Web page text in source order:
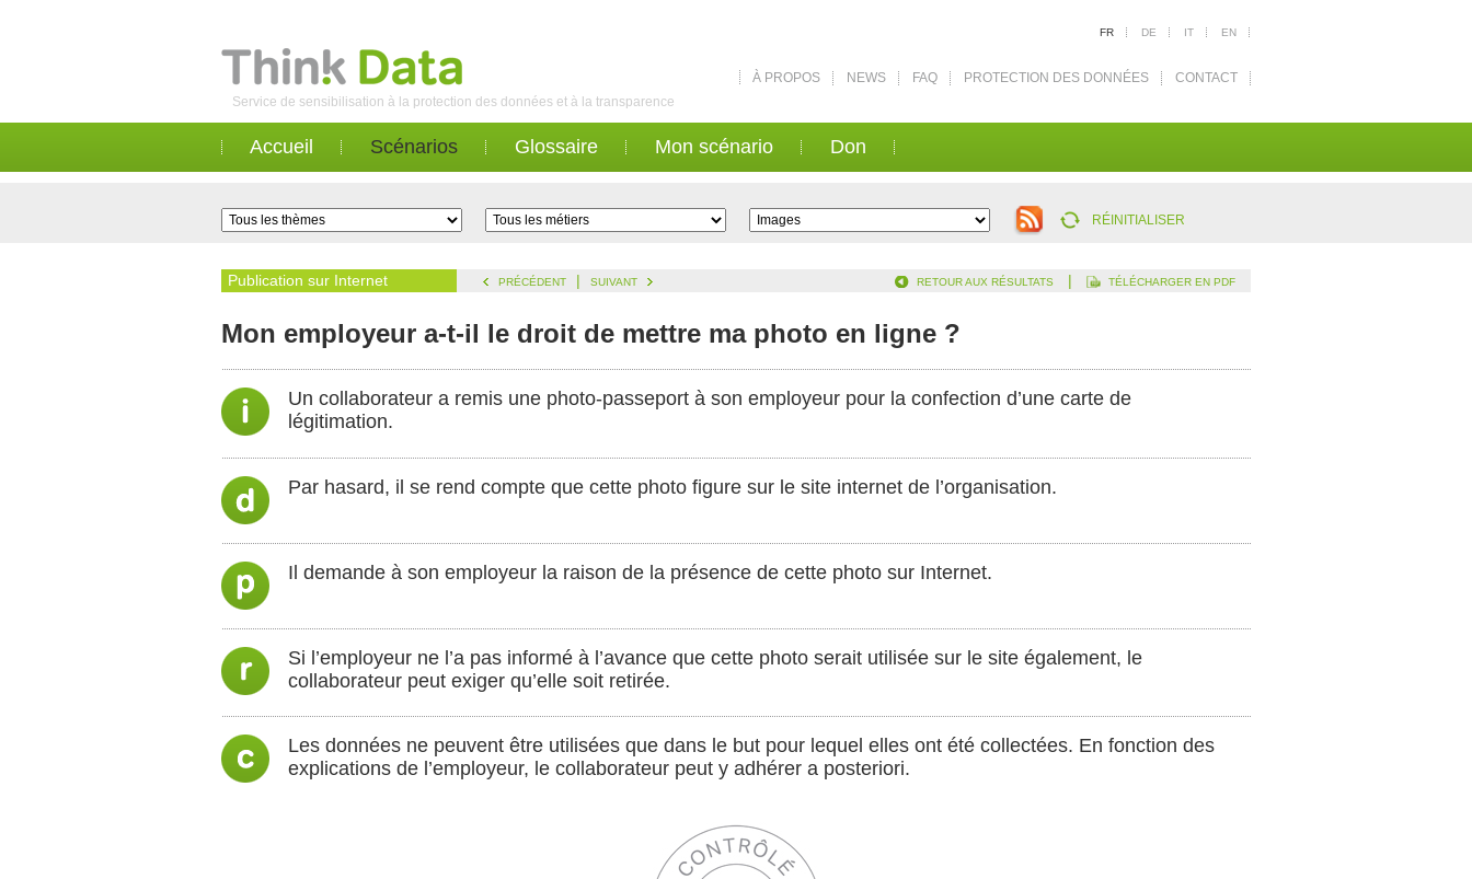
Service de sensibilisation à la protection des données et à la transparence
FR DE IT EN
À PROPOS NEWS FAQ PROTECTION DES DONNÉES CONTACT
Accueil Scénarios Glossaire Mon scénario Don
RÉINITIALISER
Publication sur Internet PRÉCÉDENT | SUIVANT RETOUR AUX RÉSULTATS | TÉLÉCHARGER EN PDF
Mon employeur a-t-il le droit de mettre ma photo en ligne ?
Un collaborateur a remis une photo-passeport à son employeur pour la confection d’une carte de
légitimation.
Par hasard, il se rend compte que cette photo figure sur le site internet de l’organisation.
Il demande à son employeur la raison de la présence de cette photo sur Internet.
Si l’employeur ne l’a pas informé à l’avance que cette photo serait utilisée sur le site également, le
collaborateur peut exiger qu’elle soit retirée.
Les données ne peuvent être utilisées que dans le but pour lequel elles ont été collectées. En fonction des
explications de l’employeur, le collaborateur peut y adhérer a posteriori.